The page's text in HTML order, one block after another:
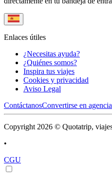
Enlaces útiles
¿Necesitas ayuda?
¿Quiénes somos?
Inspira tus viajes
Cookies y privacidad
Aviso Legal
ContáctanosConvertirse en
Copyright 2026 © Quotatrip,
•
CGU